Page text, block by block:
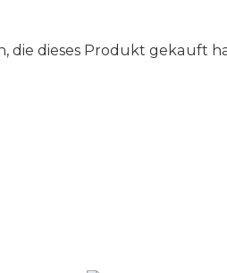
die dieses Produkt gekauft